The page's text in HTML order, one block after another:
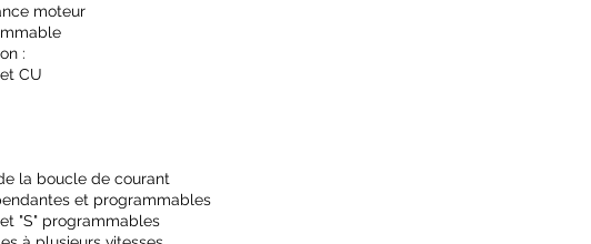
moteur
:
CU
la boucle de courant
et programmables
"S" programmables